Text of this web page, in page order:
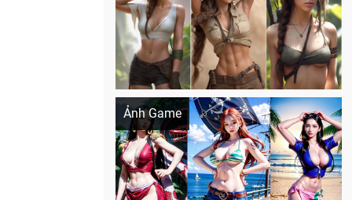
Ảnh Game
Khi AI Cosplay gái đẹp One Piece